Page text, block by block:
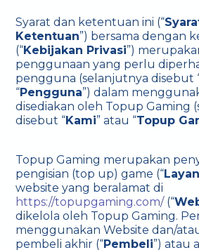
Syarat dan ketentuan ini (“
Ketentuan”) bersama dengan
(“Kebijakan Privasi”)
penggunaan yang perlu
pengguna (selanjutnya disebut
“Pengguna”) dalam
disediakan oleh Topup Gaming
disebut “Kami” atau “Topup
Topup Gaming merupakan
pengisian (top up) game (“
website yang beralamat di
https://topupgaming.com/(“
dikelola oleh Topup Gaming.
menggunakan Website dan/
pembeli akhir (“Pembeli”) atau